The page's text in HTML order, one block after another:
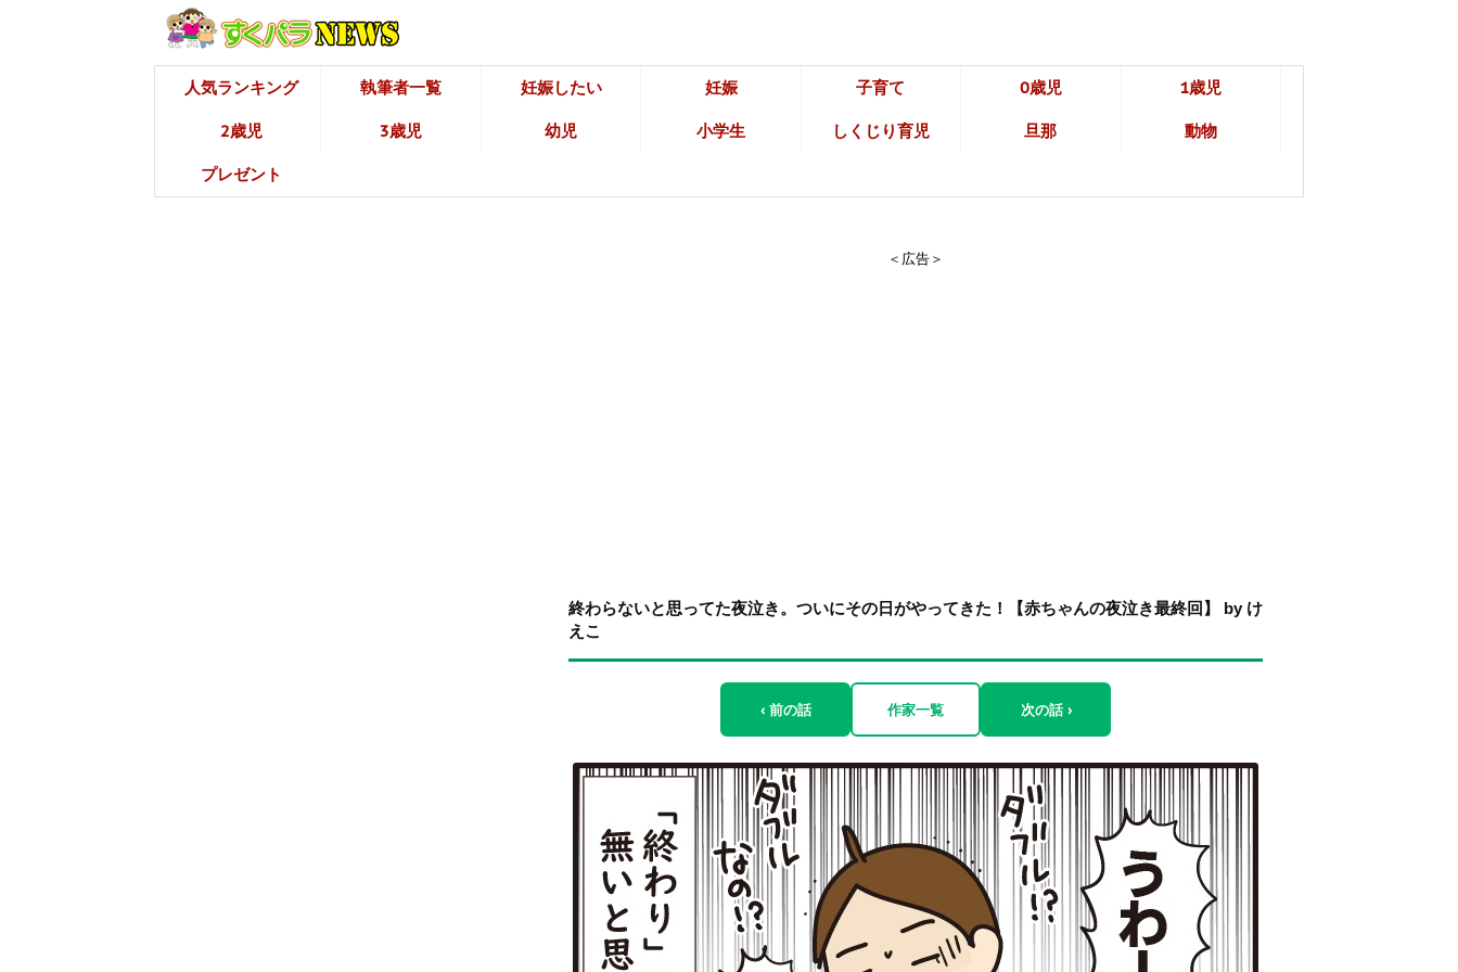
人気ランキング 執筆者一覧 妊娠したい 妊娠 子育て 0歳児 1歳児
2歳児 3歳児 幼児 小学生 しくじり育児 旦那 動物
プレゼント
＜広告＞
終わらないと思ってた夜泣き。ついにその日がやってきた！【赤ちゃんの夜泣き最終回】 by け
えこ
‹ 前の話 作家一覧 次の話 ›